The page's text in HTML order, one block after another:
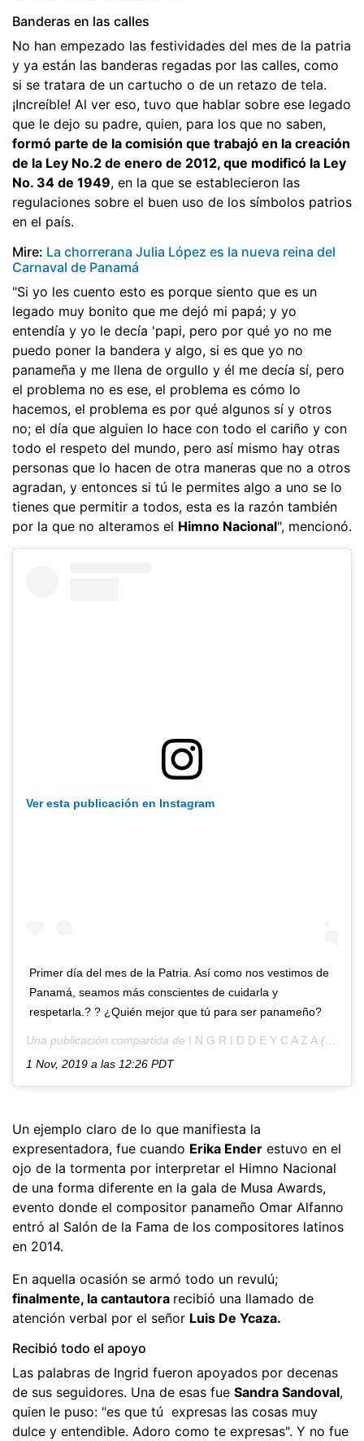
Banderas en las calles
No han empezado las festividades del mes de la patria
y ya están las banderas regadas por las calles, como
si se tratara de un cartucho o de un retazo de tela.
¡Increíble! Al ver eso, tuvo que hablar sobre ese legado
que le dejo su padre, quien, para los que no saben,
formó parte de la comisión que trabajó en la creación
de la Ley No.2 de enero de 2012, que modificó la Ley
No. 34 de 1949, en la que se establecieron las
regulaciones sobre el buen uso de los símbolos patrios
en el país.
Mire: La chorrerana Julia López es la nueva reina del
Carnaval de Panamá
"Si yo les cuento esto es porque siento que es un
legado muy bonito que me dejó mi papá; y yo
entendía y yo le decía 'papi, pero por qué yo no me
puedo poner la bandera y algo, si es que yo no
panameña y me llena de orgullo y él me decía sí, pero
el problema no es ese, el problema es cómo lo
hacemos, el problema es por qué algunos sí y otros
no; el día que alguien lo hace con todo el cariño y con
todo el respeto del mundo, pero así mismo hay otras
personas que lo hacen de otra maneras que no a otros
agradan, y entonces si tú le permites algo a uno se lo
tienes que permitir a todos, esta es la razón también
por la que no alteramos el Himno Nacional", mencionó.
Ver esta publicación en Instagram
Primer día del mes de la Patria. Así como nos vestimos de
Panamá, seamos más conscientes de cuidarla y
respetarla.? ? ¿Quién mejor que tú para ser panameño?
Una publicación compartida de I N G R I D D E Y C A Z A (@ingriddeycaza) el
1 Nov, 2019 a las 12:26 PDT
Un ejemplo claro de lo que manifiesta la
expresentadora, fue cuando Erika Ender estuvo en el
ojo de la tormenta por interpretar el Himno Nacional
de una forma diferente en la gala de Musa Awards,
evento donde el compositor panameño Omar Alfanno
entró al Salón de la Fama de los compositores latinos
en 2014.
En aquella ocasión se armó todo un revulú;
finalmente, la cantautora recibió una llamado de
atención verbal por el señor Luis De Ycaza.
Recibió todo el apoyo
Las palabras de Ingrid fueron apoyados por decenas
de sus seguidores. Una de esas fue Sandra Sandoval,
quien le puso: "es que tú expresas las cosas muy
dulce y entendible. Adoro como te expresas". Y no fue